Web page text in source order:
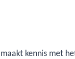
maakt kennis met